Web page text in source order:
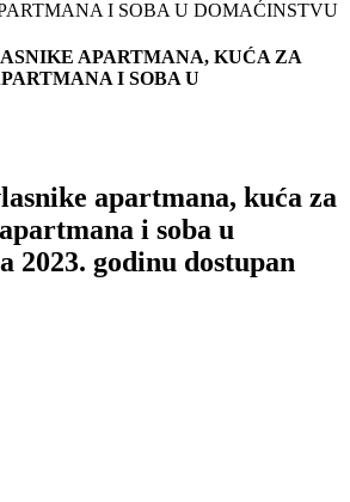
APARTMANA, KUĆA ZA
I SOBA U
apartmana, kuća za
i soba u
2023. godinu dostupan